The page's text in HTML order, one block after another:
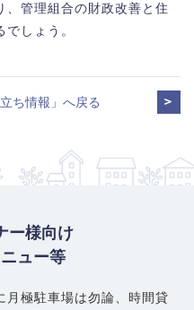
、管理組合の財政改善と住
しょう。
ち情報」へ戻る
ー様向け
ュー等
極駐車場は勿論、 時間貸